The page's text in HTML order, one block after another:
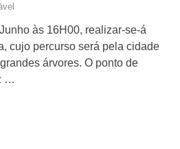
às 16H00, realizar-se-á
cujo percurso será pela cidade
árvores. O ponto de
…